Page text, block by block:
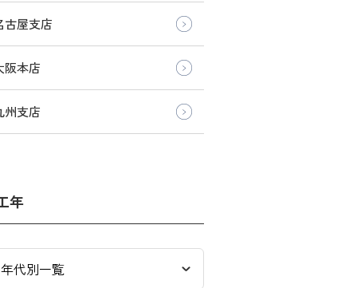
古屋支店
阪本店
州支店
年